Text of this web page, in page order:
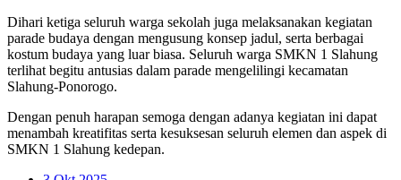
Dihari ketiga seluruh warga sekolah juga melaksanakan kegiatan
parade budaya dengan mengusung konsep jadul, serta berbagai
kostum budaya yang luar biasa. Seluruh warga SMKN 1 Slahung
terlihat begitu antusias dalam parade mengelilingi kecamatan
Slahung-Ponorogo.
Dengan penuh harapan semoga dengan adanya kegiatan ini dapat
menambah kreatifitas serta kesuksesan seluruh elemen dan aspek di
SMKN 1 Slahung kedepan.